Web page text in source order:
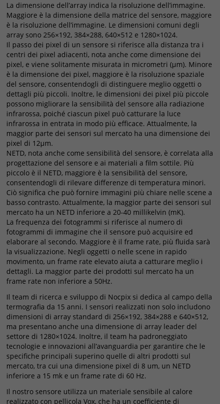
La dimensione dell’array indica la risoluzione dell’immagine.
Maggiore è la dimensione della matrice del sensore, maggiore
è la risoluzione dell’immagine. Le dimensioni comuni degli
array sono 256×192, 384×288, 640×512 e 1280×1024.
Il passo dei pixel di un sensore si riferisce alla distanza tra i
centri dei pixel adiacenti, nota anche come dimensione dei
pixel, e viene solitamente misurata in micrometri (μm). Minore
è la dimensione dei pixel, maggiore è la risoluzione spaziale
del sensore, consentendogli di distinguere meglio oggetti o
dettagli più piccoli. Inoltre, le dimensioni dei pixel più piccole
possono migliorare la sensibilità del sensore alla radiazione
infrarossa, poiché ciascun pixel può catturare la luce
infrarossa in entrata in modo più efficace. Attualmente, la
maggior parte dei sensori sul mercato ha una dimensione dei
pixel di 12μm.
NETD, nota anche come sensibilità del sensore, è correlata alla
progettazione del sensore e ai materiali a film sottile. Più
piccolo è il NETD, maggiore è la sensibilità del sensore,
consentendogli di rilevare differenze di temperatura minori.
Ciò significa che può fornire immagini più chiare nelle scene a
basso contrasto. Attualmente, la maggior parte dei sensori sul
mercato ha un NETD inferiore a 20-40 millikelvin (mK).
La frequenza dei fotogrammi si riferisce al numero di
fotogrammi di immagine che il sensore può acquisire ed
elaborare al secondo. Maggiore è il frame rate, più fluida sarà
la visualizzazione. Negli oggetti o nelle scene in rapido
movimento, un frame rate elevato aiuta a catturare meglio i
dettagli. La maggior parte dei prodotti sul mercato ha un
frame rate non inferiore a 50Hz.
Il team di ricerca e sviluppo di Nocpix si dedica al campo della
termografia da 15 anni. I sensori realizzati non solo includono
dimensioni di array standard di 256×192, 384×288 e 640×512,
ma presentano anche una dimensione di array leader del
settore di 1280×1024. Inoltre, il team ha padroneggiato
tecnologie e innovazioni all’avanguardia per garantire che le
specifiche principali superino quelle di altri prodotti sul
mercato, tra cui una dimensione pixel di 8 um, un NETD
inferiore a 15 mk e un frame rate di 60 Hz.
Il nostro sensore utilizza un materiale sensibile al calore
realizzato con pellicola Vox, che ha un coefficiente di